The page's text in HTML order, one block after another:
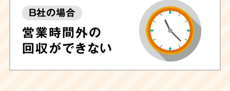
B社の場合
営業時間外の
回収ができない